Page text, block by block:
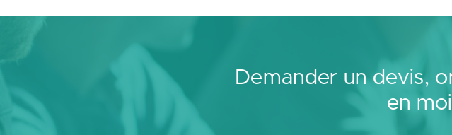
Demander un devis,
en